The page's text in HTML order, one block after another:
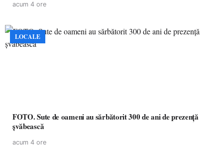
acum 4 ore
LOCALE
FOTO. Sute de oameni au sărbătorit 300 de ani de prezență
șvăbească
acum 4 ore